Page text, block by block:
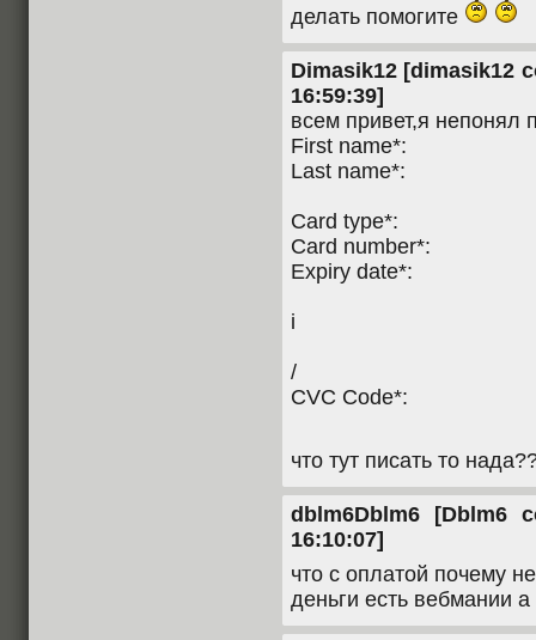
делать помогите
Dimasik12 [dimasik12
16:59:39]
всем привет,я непонял
First name*:
Last name*:
Card type*:
Card number*:
Expiry date*:
i
/
CVC Code*:
что тут писать то
dblm6Dblm6 [Dblm6
16:10:07]
что с оплатой почему
деньги есть вебмании